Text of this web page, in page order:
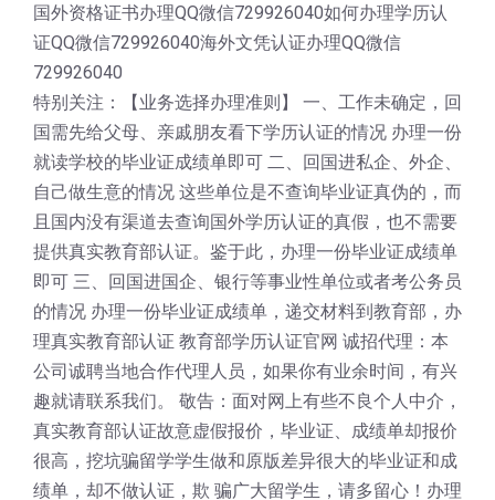
国外资格证书办理QQ微信729926040如何办理学历认
证QQ微信729926040海外文凭认证办理QQ微信
729926040
特别关注：【业务选择办理准则】 一、工作未确定，回
国需先给父母、亲戚朋友看下学历认证的情况 办理一份
就读学校的毕业证成绩单即可 二、回国进私企、外企、
自己做生意的情况 这些单位是不查询毕业证真伪的，而
且国内没有渠道去查询国外学历认证的真假，也不需要
提供真实教育部认证。鉴于此，办理一份毕业证成绩单
即可 三、回国进国企、银行等事业性单位或者考公务员
的情况 办理一份毕业证成绩单，递交材料到教育部，办
理真实教育部认证 教育部学历认证官网 诚招代理：本
公司诚聘当地合作代理人员，如果你有业余时间，有兴
趣就请联系我们。 敬告：面对网上有些不良个人中介，
真实教育部认证故意虚假报价，毕业证、成绩单却报价
很高，挖坑骗留学学生做和原版差异很大的毕业证和成
绩单，却不做认证，欺 骗广大留学生，请多留心！办理